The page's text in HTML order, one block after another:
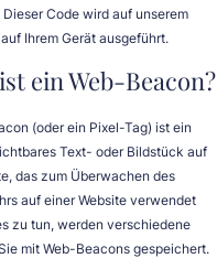
Code wird auf unserem
Ihrem Gerät ausgeführt.
ein Web-Beacon?
(oder ein Pixel-Tag) ist ein
Text- oder Bildstück auf
das zum Überwachen des
auf einer Website verwendet
zu tun, werden verschiedene
mit Web-Beacons gespeichert.